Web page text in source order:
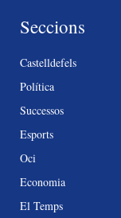
Seccions
Castelldefels
Política
Successos
Esports
Oci
Economia
El Temps